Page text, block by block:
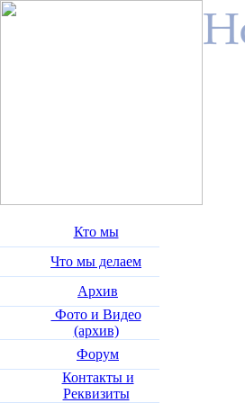
Кто мы
Что мы делаем
Архив
Фото и Видео
(архив)
Форум
Контакты и
Реквизиты